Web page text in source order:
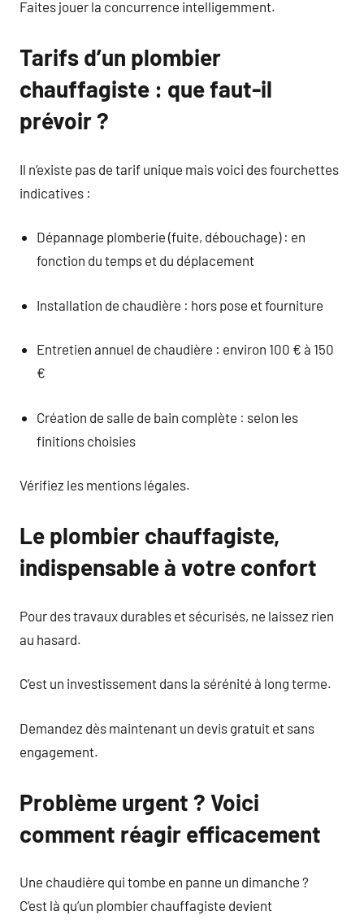
Faites jouer la concurrence intelligemment.
Tarifs d’un plombier
chauffagiste : que faut-il
prévoir ?
Il n’existe pas de tarif unique mais voici des fourchettes
indicatives :
Dépannage plomberie (fuite, débouchage) : en
fonction du temps et du déplacement
Installation de chaudière : hors pose et fourniture
Entretien annuel de chaudière : environ 100 € à 150
€
Création de salle de bain complète : selon les
finitions choisies
Vérifiez les mentions légales.
Le plombier chauffagiste,
indispensable à votre confort
Pour des travaux durables et sécurisés, ne laissez rien
au hasard.
C’est un investissement dans la sérénité à long terme.
Demandez dès maintenant un devis gratuit et sans
engagement.
Problème urgent ? Voici
comment réagir efficacement
Une chaudière qui tombe en panne un dimanche ?
C’est là qu’un plombier chauffagiste devient